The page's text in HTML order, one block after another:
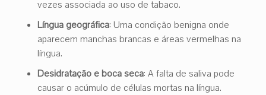
vezes associada ao uso de tabaco.
Língua geográfica: Uma condição benigna onde
aparecem manchas brancas e áreas vermelhas na
língua.
Desidratação e boca seca: A falta de saliva pode
causar o acúmulo de células mortas na língua.